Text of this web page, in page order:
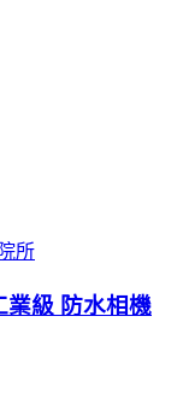
所
業級 防水相機